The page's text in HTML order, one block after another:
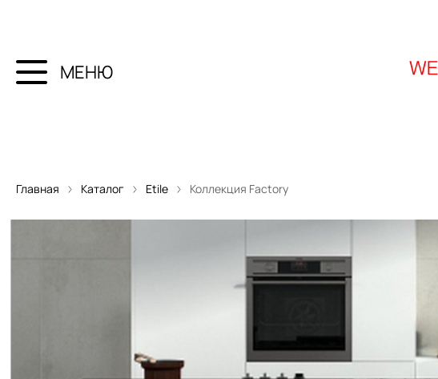
МЕНЮ
Главная Каталог Etile Коллекция Factory